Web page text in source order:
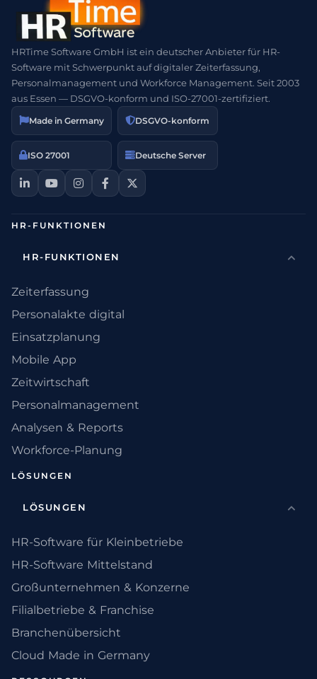
HRTime Software GmbH ist ein deutscher Anbieter für HR-
Software mit Schwerpunkt auf digitaler Zeiterfassung,
Personalmanagement und Workforce Management. Seit 2003
aus Essen — DSGVO-konform und ISO-27001-zertifiziert.
Made in Germany DSGVO-konform
ISO 27001 Deutsche Server
HR-FUNKTIONEN
HR-FUNKTIONEN
Zeiterfassung
Personalakte digital
Einsatzplanung
Mobile App
Zeitwirtschaft
Personalmanagement
Analysen & Reports
Workforce-Planung
LÖSUNGEN
LÖSUNGEN
HR-Software für Kleinbetriebe
HR-Software Mittelstand
Großunternehmen & Konzerne
Filialbetriebe & Franchise
Branchenübersicht
Cloud Made in Germany